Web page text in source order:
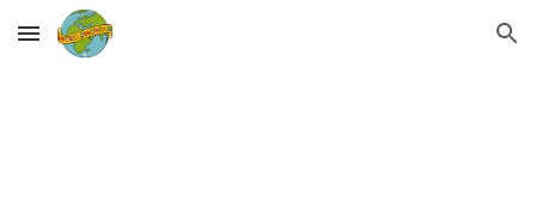
Skip to main content Skip to navigation